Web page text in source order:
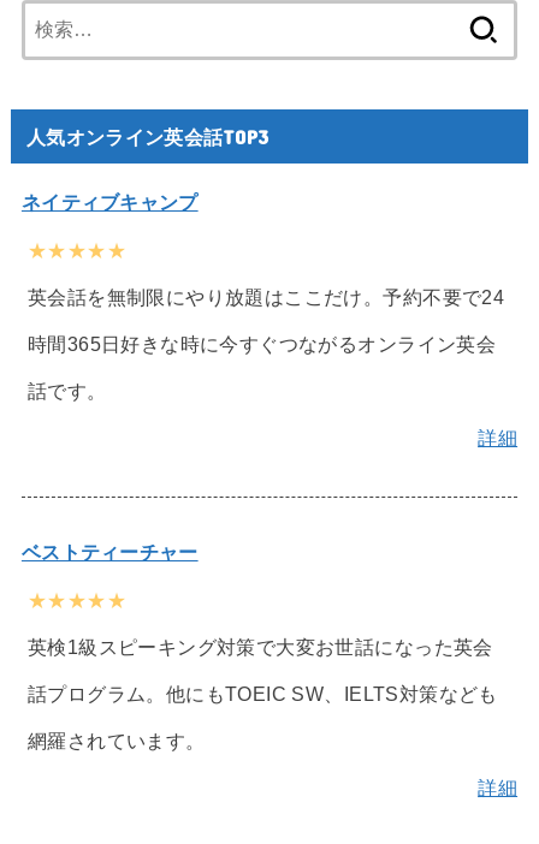
索:
人気オンライン英会話TOP3
ネイティブキャンプ
★★★★★
英会話を無制限にやり放題はここだけ。予約不要で24
時間365日好きな時に今すぐつながるオンライン英会
話です。
詳細
ベストティーチャー
★★★★★
英検1級スピーキング対策で大変お世話になった英会
話プログラム。他にもTOEIC SW、IELTS対策なども
網羅されています。
詳細